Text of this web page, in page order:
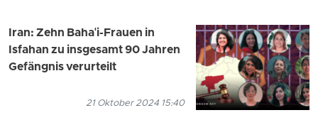
Iran: Zehn Baha'i-Frauen in
Isfahan zu insgesamt 90 Jahren
Gefängnis verurteilt
21 Oktober 2024 15:40